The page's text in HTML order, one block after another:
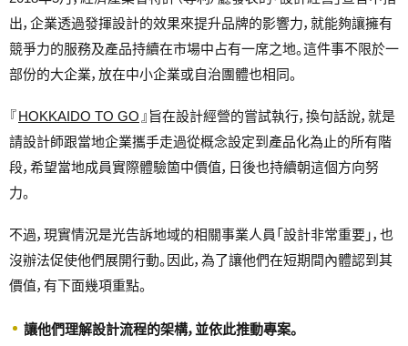
出，企業透過發揮設計的效果來提升品牌的影響力，就能夠讓擁有
競爭力的服務及產品持續在市場中占有一席之地。這件事不限於一
部份的大企業，放在中小企業或自治團體也相同。
『HOKKAIDO TO GO 』旨在設計經營的嘗試執行，換句話說，就是
請設計師跟當地企業攜手走過從概念設定到產品化為止的所有階
段，希望當地成員實際體驗箇中價值，日後也持續朝這個方向努
力。
不過，現實情況是光告訴地域的相關事業人員「設計非常重要」，也
沒辦法促使他們展開行動。因此，為了讓他們在短期間內體認到其
價值，有下面幾項重點。
讓他們理解設計流程的架構，並依此推動專案。